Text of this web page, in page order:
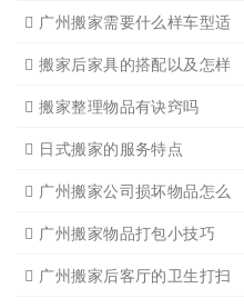
日式搬家的服务流程有哪些
广州搬家入宅的基本常识
广州搬家怎样选择吉日
怎样选择广州搬家公司靠谱
有关搬家前后的基本常识
搬家过程中出现物品损坏该
搬家当天注意事项有哪些